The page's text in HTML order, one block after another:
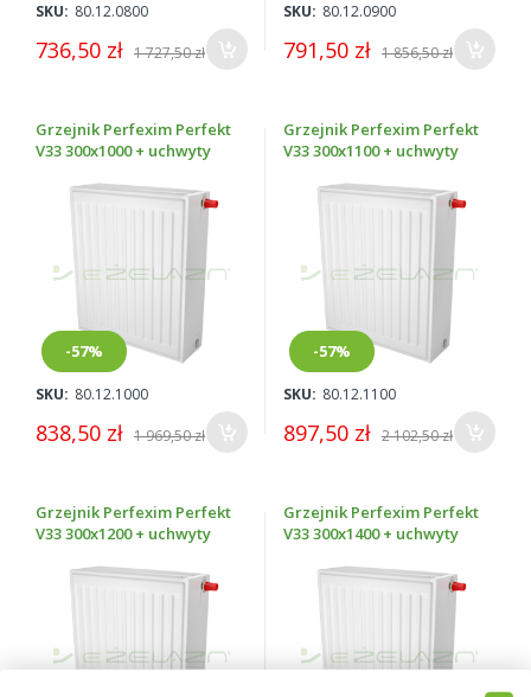
SKU: 80.12.0800
736,50 zł 1 727,50 zł
SKU: 80.12.0900
791,50 zł 1 856,50 zł
Grzejnik Perfexim Perfekt
V33 300x1000 + uchwyty
-57%
SKU: 80.12.1000
838,50 zł 1 969,50 zł
Grzejnik Perfexim Perfekt
V33 300x1100 + uchwyty
-57%
SKU: 80.12.1100
897,50 zł 2 102,50 zł
Grzejnik Perfexim Perfekt
V33 300x1200 + uchwyty
Grzejnik Perfexim Perfekt
V33 300x1400 + uchwyty